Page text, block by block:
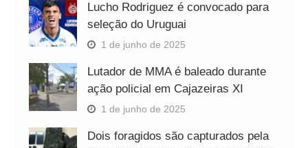
Lucho Rodriguez é convocado para
seleção do Uruguai
1 de junho de 2025
Lutador de MMA é baleado durante
ação policial em Cajazeiras XI
1 de junho de 2025
Dois foragidos são capturados pela